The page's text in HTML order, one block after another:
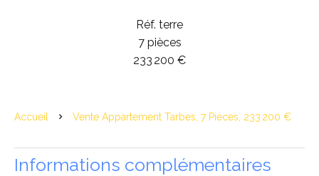
Réf. terre
7 pièces
233 200 €
Accueil Vente Appartement Tarbes, 7 Pièces, 233 200 €
Informations complémentaires